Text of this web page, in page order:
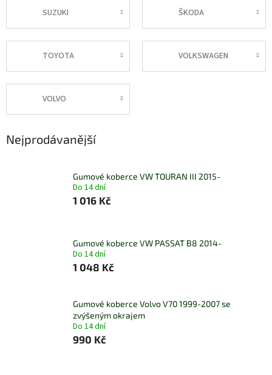
SUZUKI ŠKODA
TOYOTA VOLKSWAGEN
VOLVO
Nejprodávanější
Gumové koberce VW TOURAN III 2015-
Do 14 dní
1 016 Kč
Gumové koberce VW PASSAT B8 2014-
Do 14 dní
1 048 Kč
Gumové koberce Volvo V70 1999-2007 se
zvýšeným okrajem
Do 14 dní
990 Kč